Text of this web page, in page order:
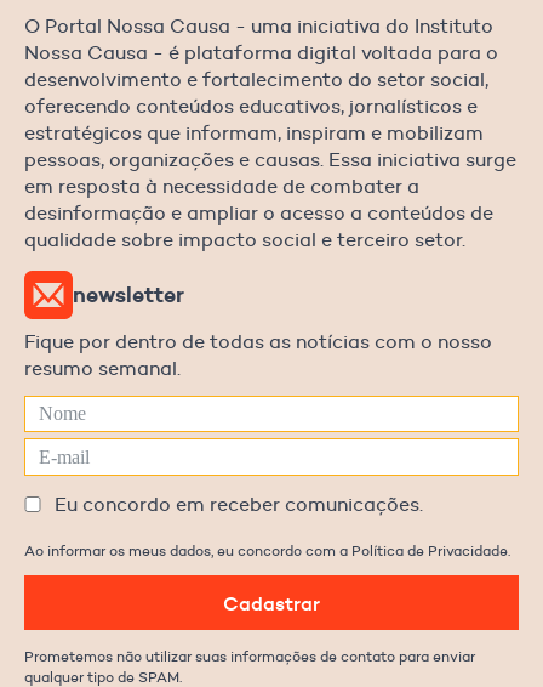
O Portal Nossa Causa - uma iniciativa do Instituto
Nossa Causa - é plataforma digital voltada para o
desenvolvimento e fortalecimento do setor social,
oferecendo conteúdos educativos, jornalísticos e
estratégicos que informam, inspiram e mobilizam
pessoas, organizações e causas. Essa iniciativa surge
em resposta à necessidade de combater a
desinformação e ampliar o acesso a conteúdos de
qualidade sobre impacto social e terceiro setor.
newsletter
Fique por dentro de todas as notícias com o nosso
resumo semanal.
Eu concordo em receber comunicações.
Ao informar os meus dados, eu concordo com a Política de Privacidade.
Cadastrar
Prometemos não utilizar suas informações de contato para enviar
qualquer tipo de SPAM.